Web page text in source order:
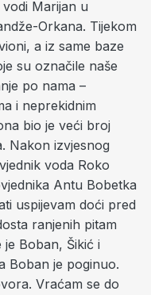
Marijan u
Orkana. Tijekom
a iz same baze
su označile naše
po nama –
i neprekidnim
bio je veći broj
Nakon izvjesnog
voda Roko
Antu Bobetka
uspijevam doći pred
ranjenih pitam
Boban, Šikić i
Boban je poginuo.
Vraćam se do